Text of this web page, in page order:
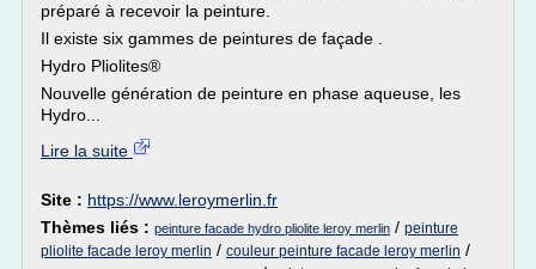
préparé à recevoir la peinture.
Il existe six gammes de peintures de façade .
Hydro Pliolites®
Nouvelle génération de peinture en phase aqueuse, les
Hydro...
Lire la suite
Site : https://www.leroymerlin.fr
Thèmes liés : peinture facade hydro pliolite leroy merlin / peinture
pliolite facade leroy merlin / couleur peinture facade leroy merlin /